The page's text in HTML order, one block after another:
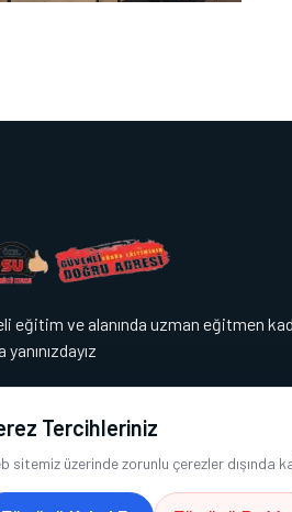
eğitim ve alanında uzman eğitmen
Tercihleriniz
sitemiz üzerinde zorunlu çerezler dışında